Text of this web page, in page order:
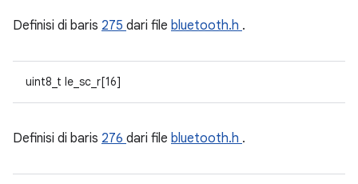
Definisi di baris 275 dari file bluetooth.h .
uint8_t le_sc_r[16]
Definisi di baris 276 dari file bluetooth.h .